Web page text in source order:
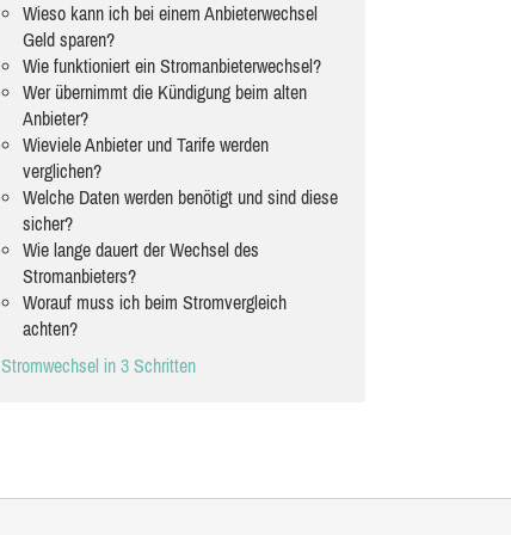
Wieso kann ich bei einem Anbieterwechsel
Geld sparen?
Wie funktioniert ein Stromanbieterwechsel?
Wer übernimmt die Kündigung beim alten
Anbieter?
Wieviele Anbieter und Tarife werden
verglichen?
Welche Daten werden benötigt und sind diese
sicher?
Wie lange dauert der Wechsel des
Stromanbieters?
Worauf muss ich beim Stromvergleich
achten?
Stromwechsel in 3 Schritten